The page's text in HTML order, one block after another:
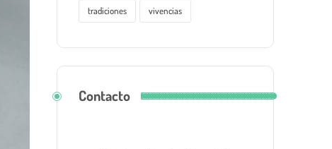
tradiciones vivencias
Contacto